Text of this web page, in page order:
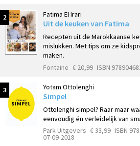
2 Fatima El Irari
Uit de keuken van Fatima
Recepten uit de Marokkaanse
mislukken. Met tips om ze
maken.
Fontaine € 20,99 ISBN
3 Yotam Ottolenghi
Simpel
Ottolenghi simpel? Raar maar
eenvoudig én verleidelijk van
Park Uitgevers € 33,99 ISBN
07-09-2018